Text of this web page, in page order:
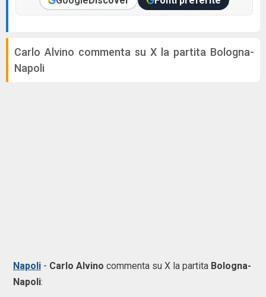
Carlo Alvino commenta su X la partita Bologna-
Napoli
Napoli - Carlo Alvino commenta su X la partita Bologna-
Napoli: